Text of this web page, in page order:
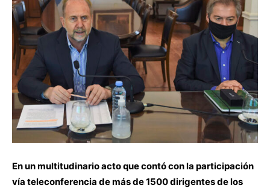
En un multitudinario acto que contó con la participación
vía teleconferencia de más de 1500 dirigentes de los